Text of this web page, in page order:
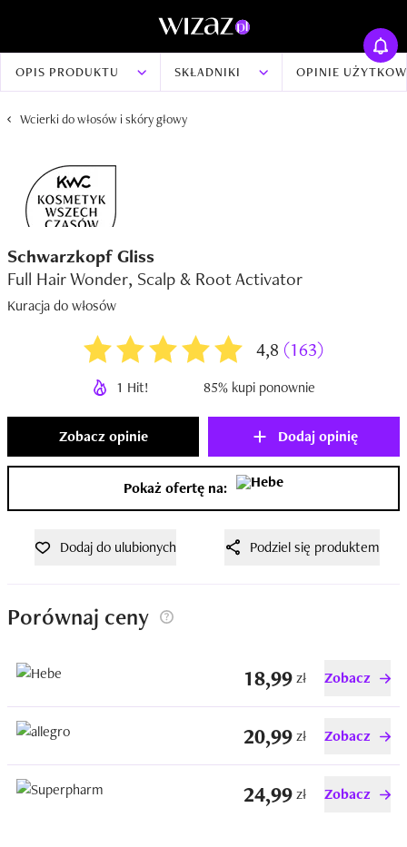
OPIS PRODUKTU SKŁADNIKI OPINIE
Wcierki do włosów i skóry głowy
Schwarzkopf Gliss
Full Hair Wonder, Scalp & Root Activator
Kuracja do włosów
4,8 (163)
1 Hit! 85% kupi ponownie
Zobacz opinie Dodaj opinię
Pokaż ofertę na:
Dodaj do ulubionych Podziel się produktem
Porównaj ceny
18,99zł Zobacz
20,99zł Zobacz
24,99zł Zobacz